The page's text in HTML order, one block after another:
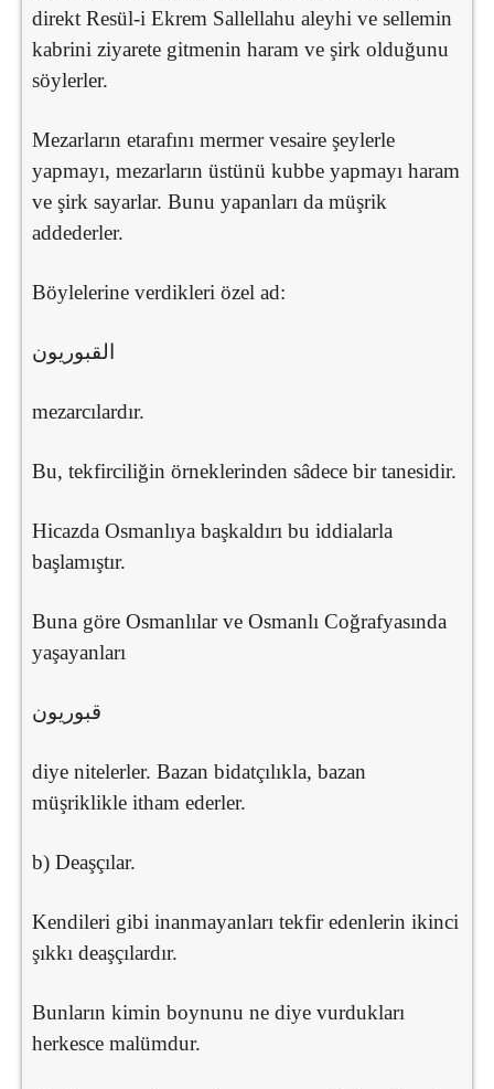
direkt Resül-i Ekrem Sallellahu aleyhi ve sellemin
kabrini ziyarete gitmenin haram ve şirk olduğunu
söylerler.
Mezarların etarafını mermer vesaire şeylerle
yapmayı, mezarların üstünü kubbe yapmayı haram
ve şirk sayarlar. Bunu yapanları da müşrik
addederler.
Böylelerine verdikleri özel ad:
القبوريون
mezarcılardır.
Bu, tekfirciliğin örneklerinden sâdece bir tanesidir.
Hicazda Osmanlıya başkaldırı bu iddialarla
başlamıştır.
Buna göre Osmanlılar ve Osmanlı Coğrafyasında
yaşayanları
قبوريون
diye nitelerler. Bazan bidatçılıkla, bazan
müşriklikle itham ederler.
b) Deaşçılar.
Kendileri gibi inanmayanları tekfir edenlerin ikinci
şıkkı deaşçılardır.
Bunların kimin boynunu ne diye vurdukları
herkesce malümdur.